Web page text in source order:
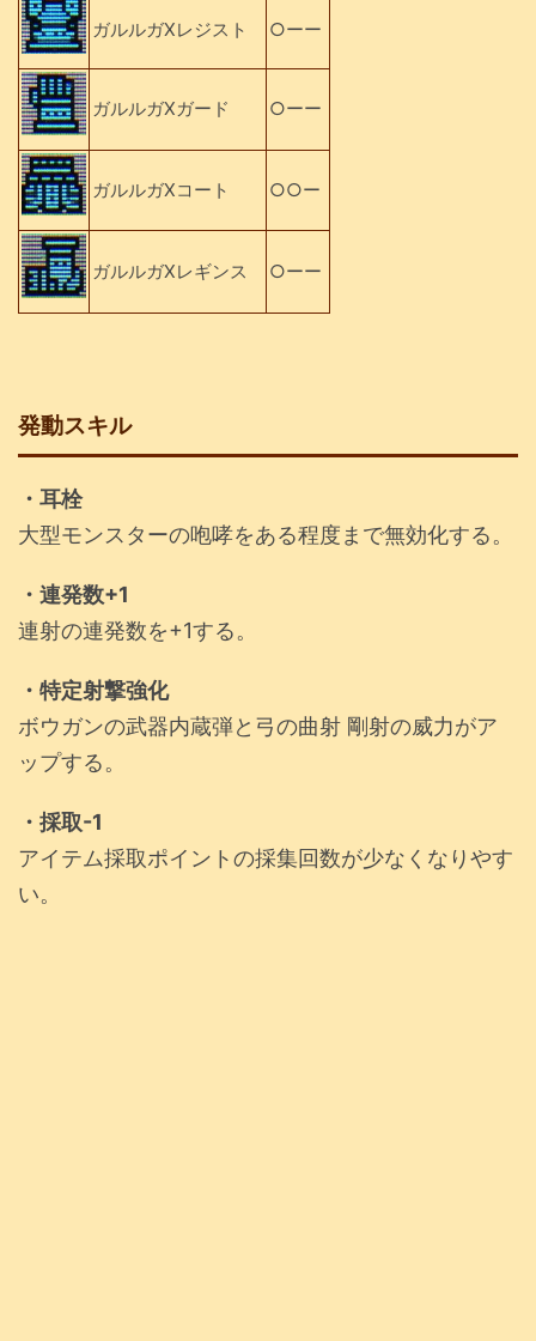
ガルルガXレジスト ○ーー
ガルルガXガード ○ーー
ガルルガXコート ○○ー
ガルルガXレギンス ○ーー
発動スキル
・耳栓
大型モンスターの咆哮をある程度まで無効化する。
・連発数+1
連射の連発数を+1する。
・特定射撃強化
ボウガンの武器内蔵弾と弓の曲射 剛射の威力がア
ップする。
・採取-1
アイテム採取ポイントの採集回数が少なくなりやす
い。